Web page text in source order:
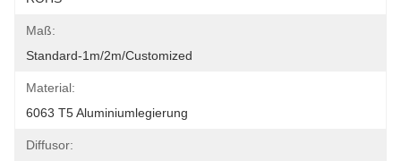
Maß:
Standard-1m/2m/customized
Material:
6063 T5 Aluminiumlegierung
Diffusor: